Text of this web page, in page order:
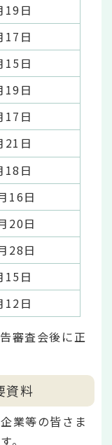
19日
17日
15日
19日
17日
21日
18日
16日
20日
28日
15日
12日
審査会後に正
資料
業等の皆さま
。